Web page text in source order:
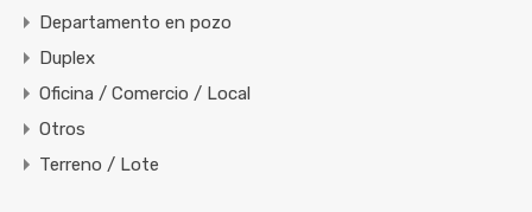
Departamento en pozo
Duplex
Oficina / Comercio / Local
Otros
Terreno / Lote